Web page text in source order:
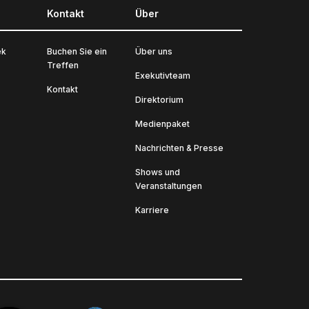
Kontakt
Buchen Sie ein
Treffen
Kontakt
Über
Über uns
Exekutivteam
Direktorium
Medienpaket
Nachrichten & Presse
Shows und
Veranstaltungen
Karriere